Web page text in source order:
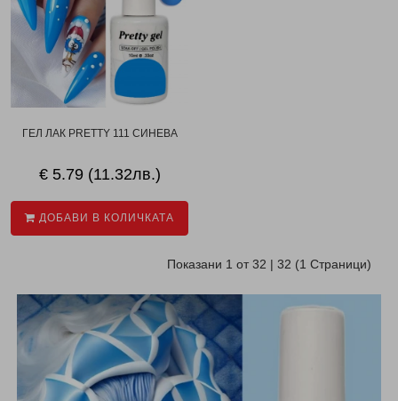
ГЕЛ ЛАК PRETTY 111 СИНЕВА
€ 5.79 (11.32лв.)
ДОБАВИ В КОЛИЧКАТА
Показани 1 от 32 | 32 (1 Страници)